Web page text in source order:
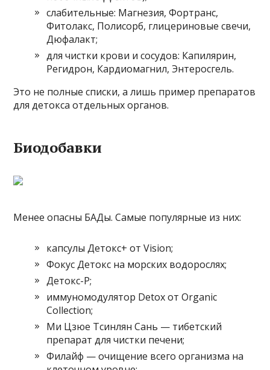
слабительные: Магнезия, Фортранс,
Фитолакс, Полисорб, глицериновые свечи,
Дюфалакт;
для чистки крови и сосудов: Капилярин,
Регидрон, Кардиомагнил, Энтеросгель.
Это не полные списки, а лишь пример препаратов
для детокса отдельных органов.
Биодобавки
Менее опасны БАДы. Самые популярные из них:
капсулы Детокс+ от Vision;
Фокус Детокс на морских водорослях;
Детокс-Р;
иммуномодулятор Detox от Organic
Collection;
Ми Цзюе Тсинлян Сань — тибетский
препарат для чистки печени;
Филайф — очищение всего организма на